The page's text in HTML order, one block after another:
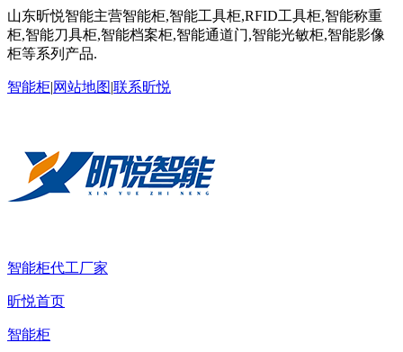
山东昕悦智能主营智能柜,智能工具柜,RFID工具柜,智能称重
柜,智能刀具柜,智能档案柜,智能通道门,智能光敏柜,智能影像
柜等系列产品.
智能柜|网站地图|联系昕悦
智能柜代工厂家
昕悦首页
智能柜